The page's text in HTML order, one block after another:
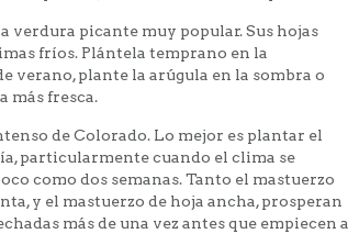
verdura picante muy popular. Sus hojas
fríos. Plántela temprano en la
verano, plante la arúgula en la sombra o
más fresca.
de Colorado. Lo mejor es plantar el
particularmente cuando el clima se
como dos semanas. Tanto el mastuerzo
y el mastuerzo de hoja ancha, prosperan
más de una vez antes que empiecen a